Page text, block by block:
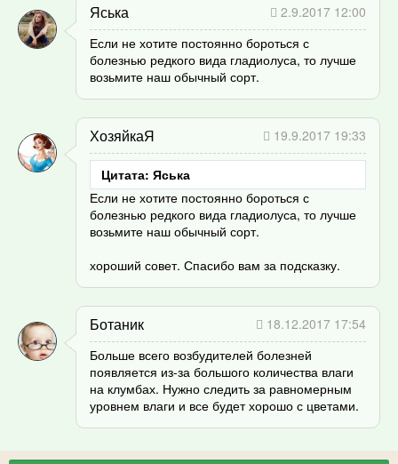
Яська
2.9.2017 12:00
Если не хотите постоянно бороться с
болезнью редкого вида гладиолуса, то лучше
возьмите наш обычный сорт.
ХозяйкаЯ 19.9.2017 19:33
Цитата: Яська
Если не хотите постоянно бороться с
болезнью редкого вида гладиолуса, то лучше
возьмите наш обычный сорт.
хороший совет. Спасибо вам за подсказку.
Ботаник
18.12.2017 17:54
Больше всего возбудителей болезней
появляется из-за большого количества влаги
на клумбах. Нужно следить за равномерным
уровнем влаги и все будет хорошо с цветами.